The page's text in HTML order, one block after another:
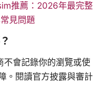
推薦：2026年最完整
見問題
不會記錄你的瀏覽或使
。閱讀官方披露與審計